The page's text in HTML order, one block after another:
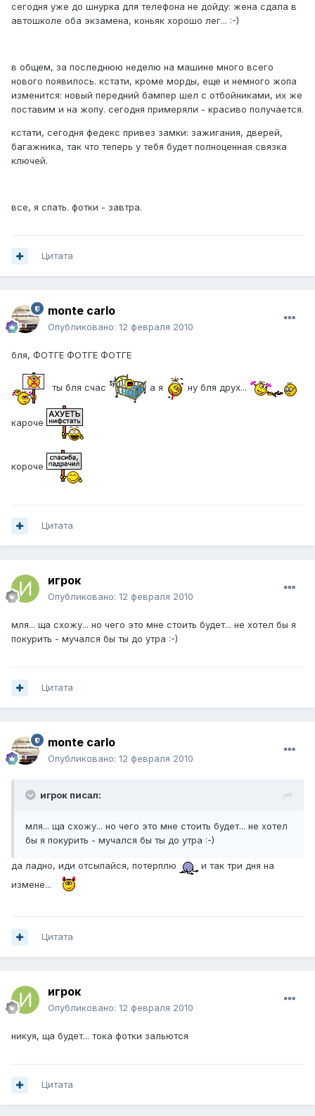
сегодня уже до шнурка для телефона не дойду: жена сдала в
автошколе оба экзамена, коньяк хорошо лег... :-)
в общем, за последнюю неделю на машине много всего
нового появилось. кстати, кроме морды, еще и немного жопа
изменится: новый передний бампер шел с отбойниками, их же
поставим и на жопу. сегодня примеряли - красиво получается.
кстати, сегодня федекс привез замки: зажигания, дверей,
багажника, так что теперь у тебя будет полноценная связка
ключей.
все, я спать. фотки - завтра.
Цитата
monte carlo
Опубликовано: 12 февраля 2010
бля, ФОТГЕ ФОТГЕ ФОТГЕ
ты бля счас а я ну бля друх...
кароче
короче
Цитата
игрок
Опубликовано: 12 февраля 2010
мля... ща схожу... но чего это мне стоить будет... не хотел бы я
покурить - мучался бы ты до утра :-)
Цитата
monte carlo
Опубликовано: 12 февраля 2010
игрок писал:
мля... ща схожу... но чего это мне стоить будет... не хотел
бы я покурить - мучался бы ты до утра :-)
да ладно, иди отсыпайся, потерплю
и так три дня на
измене...
Цитата
игрок
Опубликовано: 12 февраля 2010
никуя, ща будет... тока фотки зальются
Цитата